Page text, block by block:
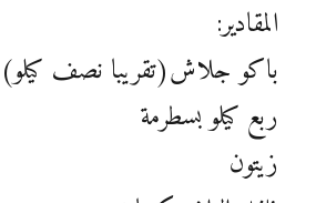
المقادير:
باكو جلاش(تقريبا نصف كيلو)
ربع كيلو بسطرمة
زيتون